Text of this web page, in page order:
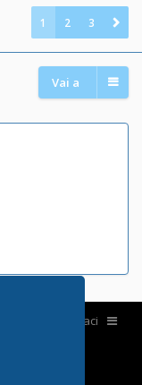
1 2 3
Vai a
Contattaci